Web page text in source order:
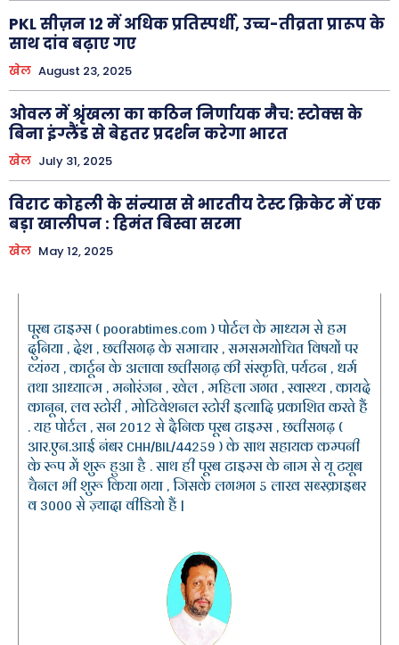
PKL सीज़न 12 में अधिक प्रतिस्पर्धी, उच्च-तीव्रता प्रारूप के
साथ दांव बढ़ाए गए
खेल August 23, 2025
ओवल में श्रृंखला का कठिन निर्णायक मैच: स्टोक्स के
बिना इंग्लैंड से बेहतर प्रदर्शन करेगा भारत
खेल July 31, 2025
विराट कोहली के संन्यास से भारतीय टेस्ट क्रिकेट में एक
बड़ा खालीपन : हिमंत बिस्वा सरमा
खेल May 12, 2025
पूरब टाइम्स ( poorabtimes.com ) पोर्टल के माध्यम से हम
दुनिया , देश , छत्तीसगढ़ के समाचार , समसमयोचित विषयों पर
व्यंग्य , कार्टून के अलावा छत्तीसगढ़ की संस्कृति, पर्यटन , धर्म
तथा आध्यात्म , मनोरंजन , खेल , महिला जगत , स्वास्थ्य , कायदे
कानून, लव स्टोरी , मोटिवेशनल स्टोरी इत्यादि प्रकाशित करते हैं
. यह पोर्टल , सन 2012 से दैनिक पूरब टाइम्स , छत्तीसगढ़ (
आर.एन.आई नंबर CHH/BIL/44259 ) के साथ सहायक कम्पनी
के रूप में शुरू हुआ है . साथ ही पूरब टाइम्स के नाम से यू ट्यूब
चैनल भी शुरू किया गया , जिसके लगभग 5 लाख सब्स्क्राइबर
व 3000 से ज़्यादा वीडियो हैं |